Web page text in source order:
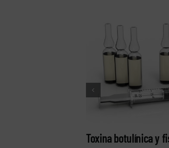
Toxina botulínica y